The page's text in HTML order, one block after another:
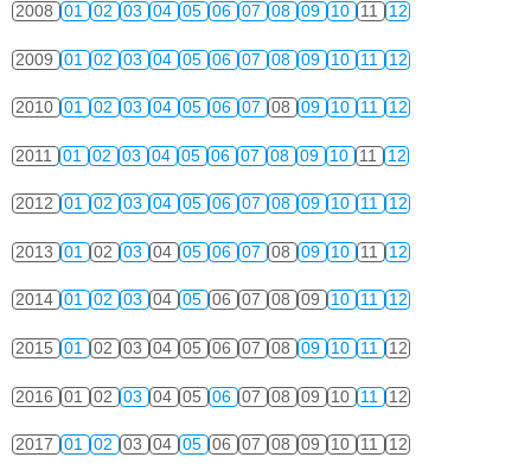
2008 01 02 03 04 05 06 07 08 09 10 11 12
2009 01 02 03 04 05 06 07 08 09 10 11 12
2010 01 02 03 04 05 06 07 08 09 10 11 12
2011 01 02 03 04 05 06 07 08 09 10 11 12
2012 01 02 03 04 05 06 07 08 09 10 11 12
2013 01 02 03 04 05 06 07 08 09 10 11 12
2014 01 02 03 04 05 06 07 08 09 10 11 12
2015 01 02 03 04 05 06 07 08 09 10 11 12
2016 01 02 03 04 05 06 07 08 09 10 11 12
2017 01 02 03 04 05 06 07 08 09 10 11 12